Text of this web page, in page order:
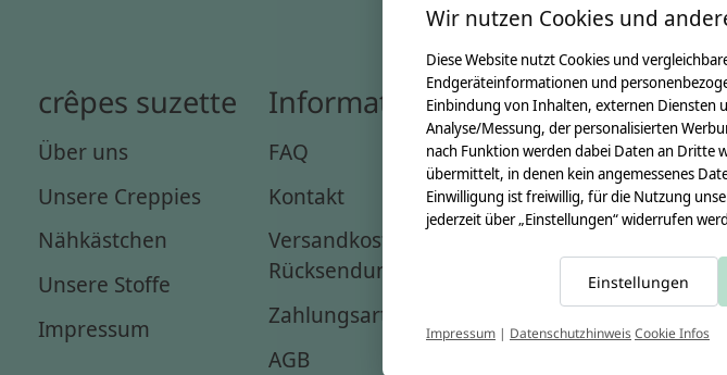
crêpes suzette
Über uns
Unsere Creppies
Nähkästchen
Unsere Stoffe
Impressum
Informationen
FAQ
Kontakt
Versandkosten &
Rücksendungen
Zahlungsarten
AGB
Anleitungen
Video Nähset
Anleitung MOMA
Schultüte
Leseknochen
Schnittmuster
Wir nutzen Cookies und
Diese Website nutzt Cookies und
Endgeräteinformationen und
Einbindung von Inhalten, externen Diensten
Analyse/Messung, der personalisierten
nach Funktion werden dabei Daten an Dritte
übermittelt, in denen kein angemessenes
Einwilligung ist freiwillig, für die Nutzung
jederzeit über „Einstellungen“ widerrufen
Einstellungen
Impressum | DatenschutzhinweisCookie Infos